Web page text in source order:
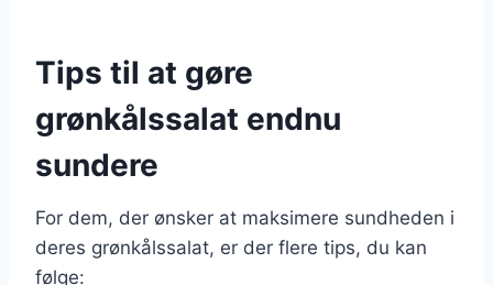
Tips til at gøre
grønkålssalat endnu
sundere
For dem, der ønsker at maksimere sundheden i
deres grønkålssalat, er der flere tips, du kan
følge: